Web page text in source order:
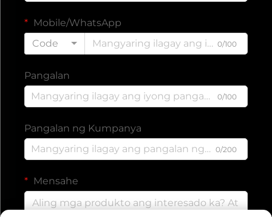
Mobile/WhatsApp
Code
0/100
Pangalan
0/100
Pangalan ng Kumpanya
0/200
Mensahe